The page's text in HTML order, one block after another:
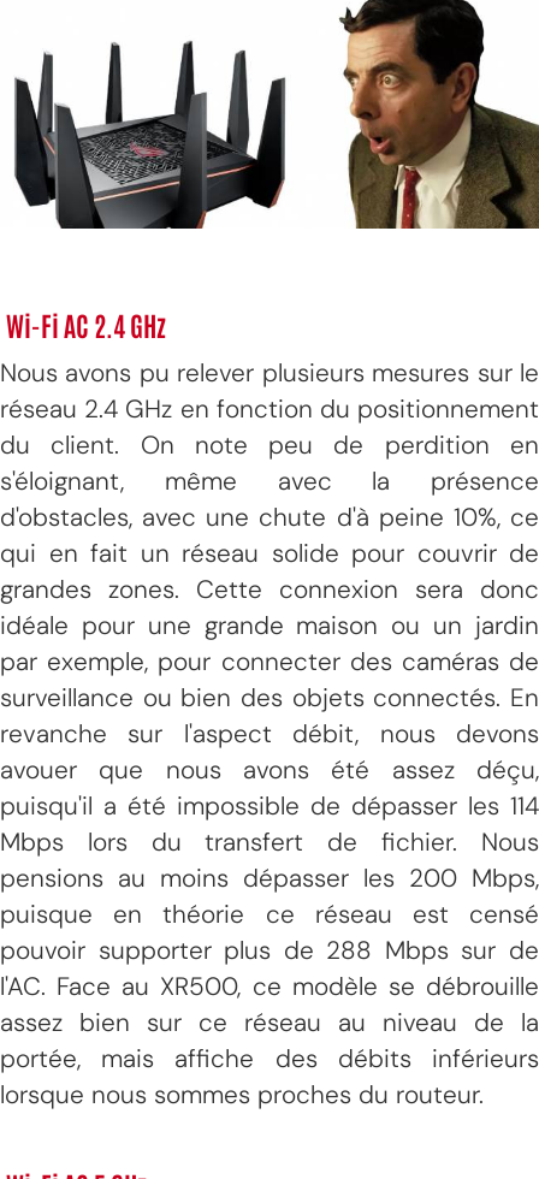
Wi-Fi AC 2.4 GHz
Nous avons pu relever plusieurs mesures sur le
réseau 2.4 GHz en fonction du positionnement
du client. On note peu de perdition en
s'éloignant, même avec la présence
d'obstacles, avec une chute d'à peine 10%, ce
qui en fait un réseau solide pour couvrir de
grandes zones. Cette connexion sera donc
idéale pour une grande maison ou un jardin
par exemple, pour connecter des caméras de
surveillance ou bien des objets connectés. En
revanche sur l'aspect débit, nous devons
avouer que nous avons été assez déçu,
puisqu'il a été impossible de dépasser les 114
Mbps lors du transfert de fichier. Nous
pensions au moins dépasser les 200 Mbps,
puisque en théorie ce réseau est censé
pouvoir supporter plus de 288 Mbps sur de
l'AC. Face au XR500, ce modèle se débrouille
assez bien sur ce réseau au niveau de la
portée, mais affiche des débits inférieurs
lorsque nous sommes proches du routeur.